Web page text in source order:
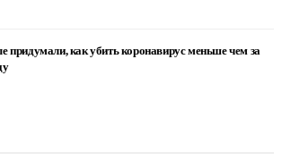
придумали, как убить коронавирус меньше чем за